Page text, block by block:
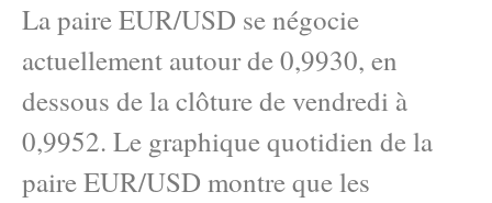
La paire EUR/USD se négocie
actuellement autour de 0,9930, en
dessous de la clôture de vendredi à
0,9952. Le graphique quotidien de la
paire EUR/USD montre que les